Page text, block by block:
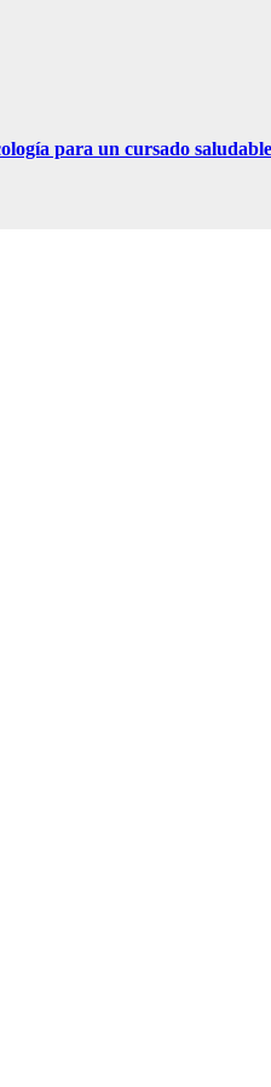
para un cursado saludable